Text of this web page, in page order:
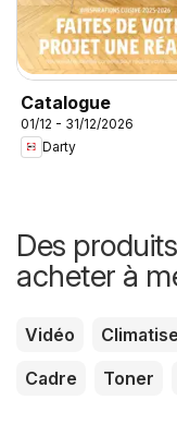
Catalogue
01/12 - 31/12/2026
Darty
Des
acheter à
Vidéo
Cadre
Toner